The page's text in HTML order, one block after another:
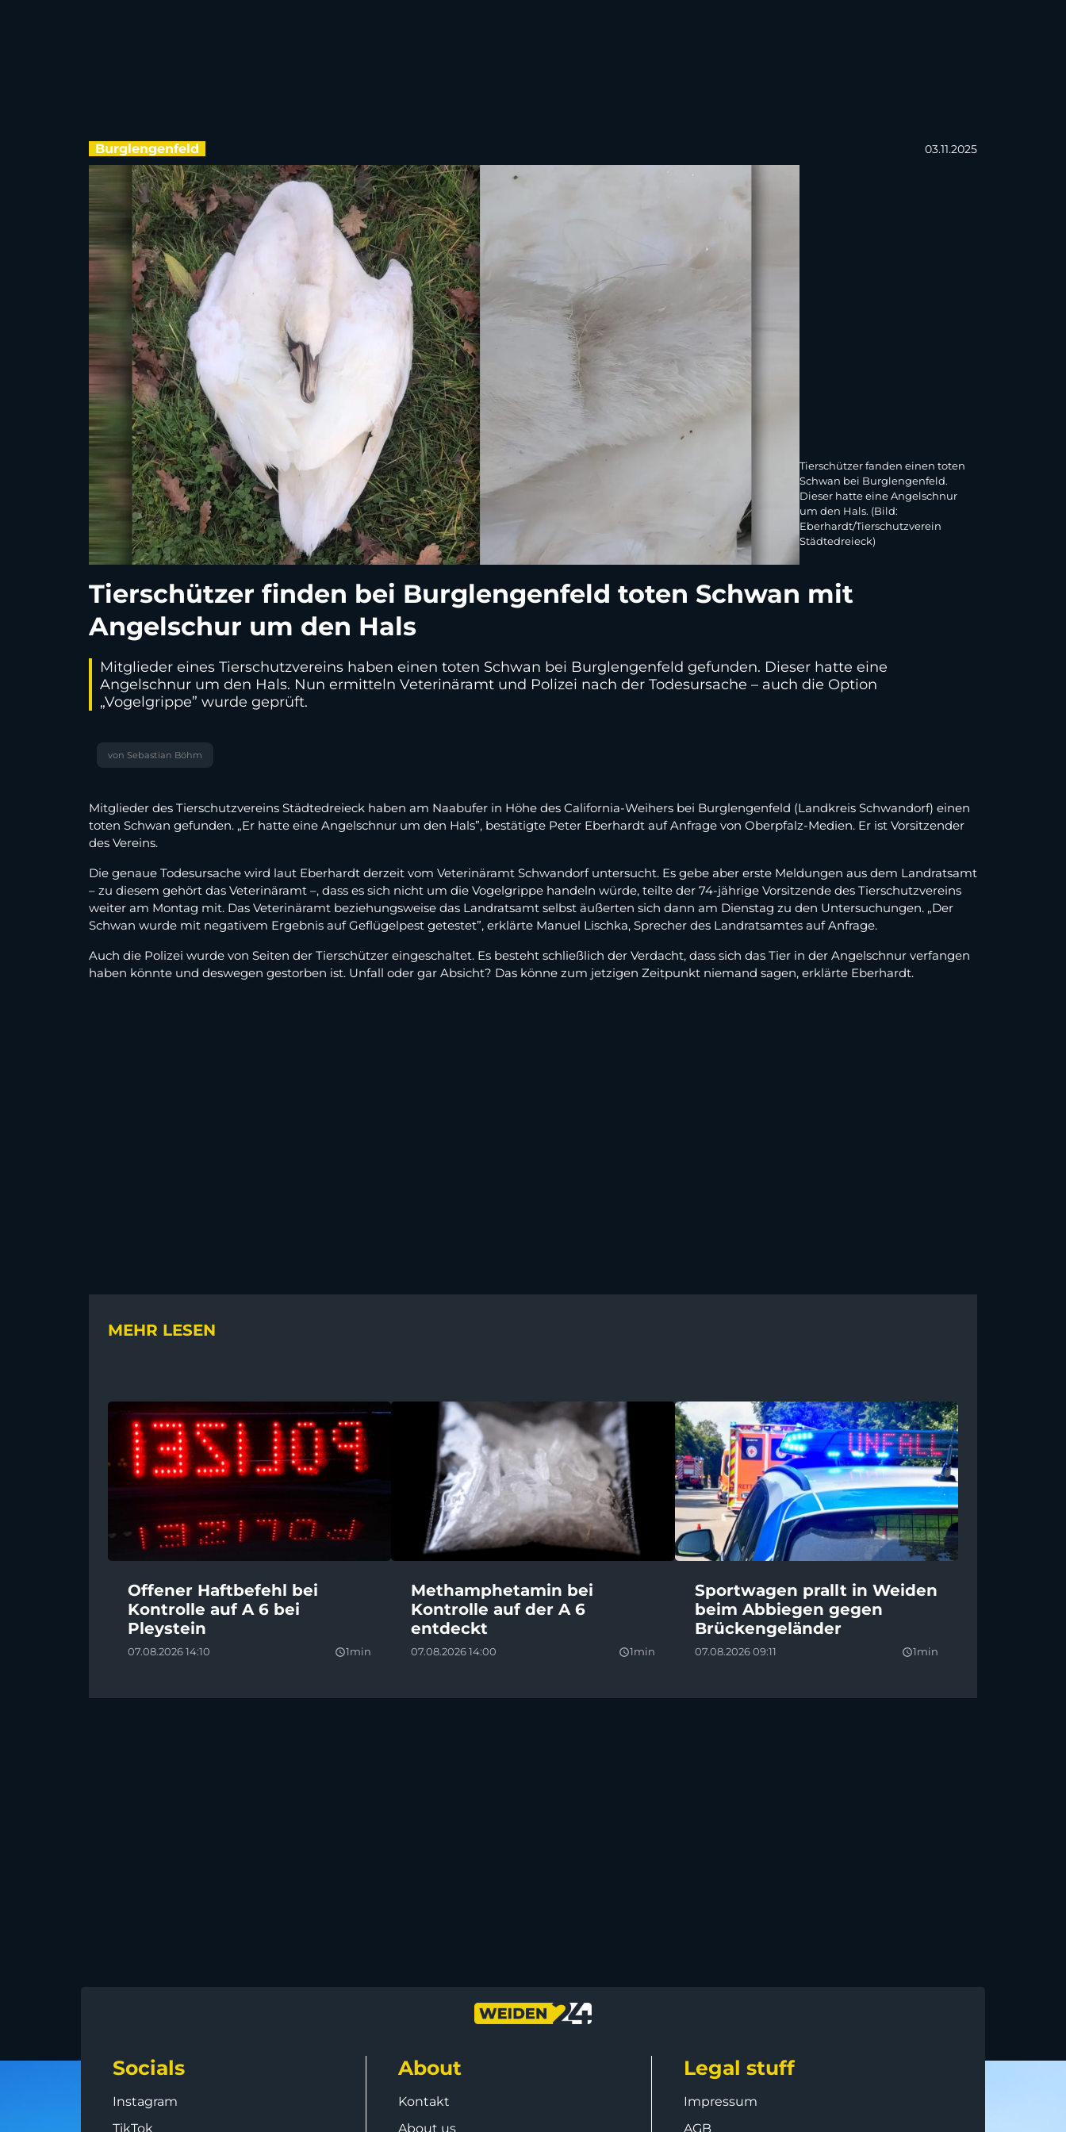
Burglengenfeld 03.11.2025
Tierschützer fanden einen toten
Schwan bei Burglengenfeld.
Dieser hatte eine Angelschnur
um den Hals. (Bild:
Eberhardt/Tierschutzverein
Städtedreieck)
Tierschützer finden bei Burglengenfeld toten Schwan mit
Angelschur um den Hals
Mitglieder eines Tierschutzvereins haben einen toten Schwan bei Burglengenfeld gefunden. Dieser hatte eine
Angelschnur um den Hals. Nun ermitteln Veterinäramt und Polizei nach der Todesursache – auch die Option
„Vogelgrippe” wurde geprüft.
von Sebastian Böhm
Mitglieder des Tierschutzvereins Städtedreieck haben am Naabufer in Höhe des California-Weihers bei Burglengenfeld (Landkreis Schwandorf) einen
toten Schwan gefunden. „Er hatte eine Angelschnur um den Hals”, bestätigte Peter Eberhardt auf Anfrage von Oberpfalz-Medien. Er ist Vorsitzender
des Vereins.
Die genaue Todesursache wird laut Eberhardt derzeit vom Veterinäramt Schwandorf untersucht. Es gebe aber erste Meldungen aus dem Landratsamt
– zu diesem gehört das Veterinäramt –, dass es sich nicht um die Vogelgrippe handeln würde, teilte der 74-jährige Vorsitzende des Tierschutzvereins
weiter am Montag mit. Das Veterinäramt beziehungsweise das Landratsamt selbst äußerten sich dann am Dienstag zu den Untersuchungen. „Der
Schwan wurde mit negativem Ergebnis auf Geflügelpest getestet”, erklärte Manuel Lischka, Sprecher des Landratsamtes auf Anfrage.
Auch die Polizei wurde von Seiten der Tierschützer eingeschaltet. Es besteht schließlich der Verdacht, dass sich das Tier in der Angelschnur verfangen
haben könnte und deswegen gestorben ist. Unfall oder gar Absicht? Das könne zum jetzigen Zeitpunkt niemand sagen, erklärte Eberhardt.
MEHR LESEN
Offener Haftbefehl bei
Kontrolle auf A 6 bei
Pleystein
07.08.2026 14:10 query_builder1min
Methamphetamin bei
Kontrolle auf der A 6
entdeckt
07.08.2026 14:00 query_builder1min
Sportwagen prallt in Weiden
beim Abbiegen gegen
Brückengeländer
07.08.2026 09:11 query_builder1min
Socials
Instagram
TikTok
About
Kontakt
About us
Legal stuff
Impressum
AGB